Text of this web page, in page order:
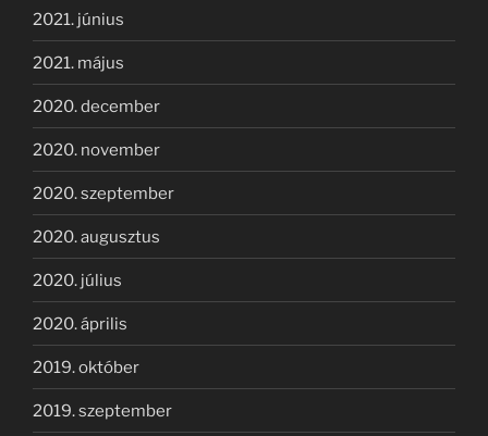
2021. június
2021. május
2020. december
2020. november
2020. szeptember
2020. augusztus
2020. július
2020. április
2019. október
2019. szeptember